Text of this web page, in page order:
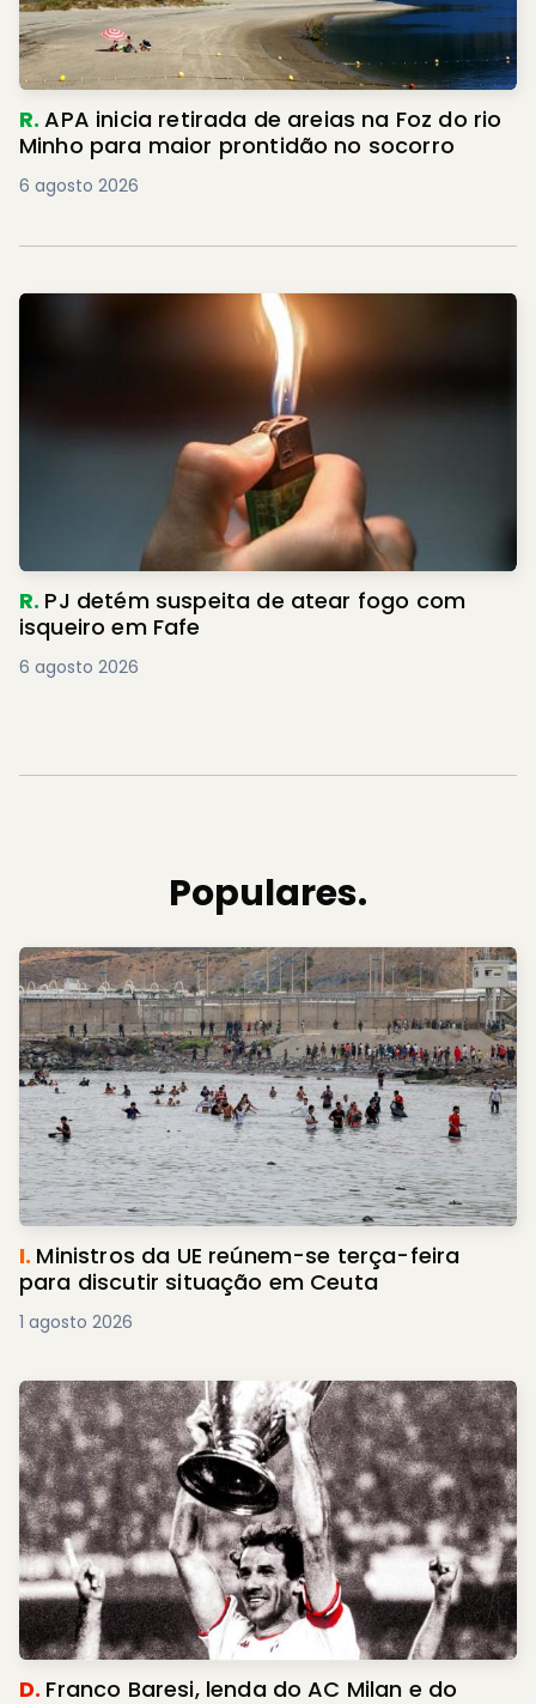
R.APA inicia retirada de areias na Foz do rio
Minho para maior prontidão no socorro
6 agosto 2026
R. PJ detém suspeita de atear fogo com
isqueiro em Fafe
6 agosto 2026
Populares.
I. Ministros da UE reúnem-se terça-feira
para discutir situação em Ceuta
1 agosto 2026
D. Franco Baresi, lenda do AC Milan e do